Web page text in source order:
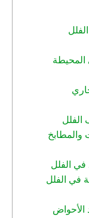
الفلل
في الفلل
في الفلل